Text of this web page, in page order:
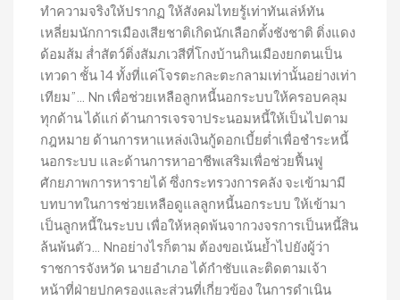
ทำความจริงให้ปรากฏ ให้สังคมไทยรู้เท่าทันเล่ห์ทัน
เหลี่ยมนักการเมืองเสียชาติเกิดนักเลือกตั้งชังชาติ ติ่งแดง
ด้อมส้ม ส่ำสัตว์ติ่งสัมภเวสีที่โกงบ้านกินเมืองยกตนเป็น
เทวดา ชั้น 14 ทั้งที่แค่โจรตะกละตะกลามเท่านั้นอย่างเท่า
เทียม”… Nn เพื่อช่วยเหลือลูกหนี้นอกระบบให้ครอบคลุม
ทุกด้าน ได้แก่ ด้านการเจรจาประนอมหนี้ให้เป็นไปตาม
กฎหมาย ด้านการหาแหล่งเงินกู้ดอกเบี้ยต่ำเพื่อชำระหนี้
นอกระบบ และด้านการหาอาชีพเสริมเพื่อช่วยฟื้นฟู
ศักยภาพการหารายได้ ซึ่งกระทรวงการคลัง จะเข้ามามี
บทบาทในการช่วยเหลือดูแลลูกหนี้นอกระบบ ให้เข้ามา
เป็นลูกหนี้ในระบบ เพื่อให้หลุดพ้นจากวงจรการเป็นหนี้สิน
ล้นพ้นตัว… Nnอย่างไรก็ตาม ต้องขอเน้นย้ำไปยังผู้ว่า
ราชการจังหวัด นายอำเภอ ได้กำชับและติดตามเจ้า
หน้าที่ฝ่ายปกครองและส่วนที่เกี่ยวข้อง ในการดำเนิน